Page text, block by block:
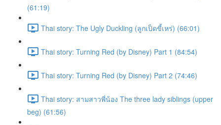
(61:19)
Thai story: The Ugly Duckling (ลูกเป็ดขี้เหร่) (66:01)
Thai story: Turning Red (by Disney) Part 1 (84:54)
Thai story: Turning Red (by Disney) Part 2 (74:46)
Thai story: สามสาวพี่น้อง The three lady siblings (upper
beg) (61:56)